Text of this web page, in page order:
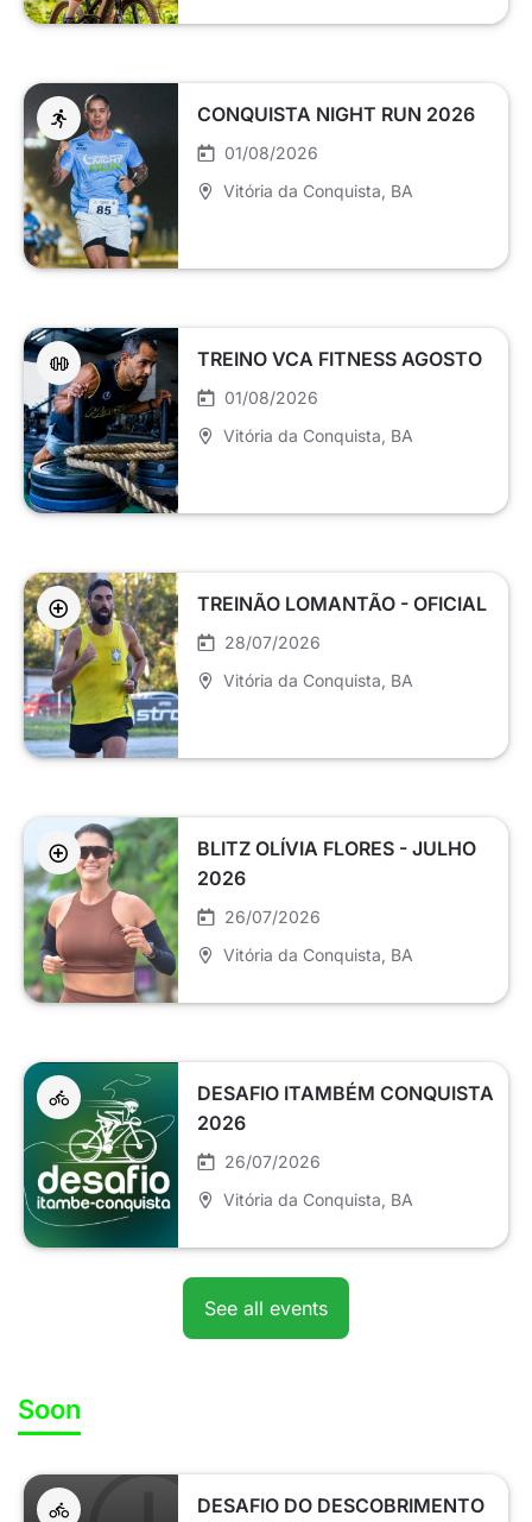
CONQUISTA NIGHT RUN 2026
01/08/2026
Vitória da Conquista , BA
TREINO VCA FITNESS AGOSTO
01/08/2026
Vitória da Conquista , BA
TREINÃO LOMANTÃO - OFICIAL
28/07/2026
Vitória da Conquista , BA
BLITZ OLÍVIA FLORES - JULHO
2026
26/07/2026
Vitória da Conquista , BA
DESAFIO ITAMBÉM CONQUISTA
2026
26/07/2026
Vitória da Conquista , BA
See all events
Soon
DESAFIO DO DESCOBRIMENTO